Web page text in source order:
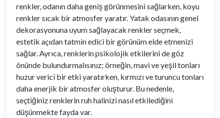
renkler, odanın daha geniş görünmesini sağlarken, koyu
renkler sıcak bir atmosfer yaratır. Yatak odasının genel
dekorasyonuna uyum sağlayacak renkler seçmek,
estetik açıdan tatmin edici bir görünüm elde etmenizi
sağlar. Ayrıca, renklerin psikolojik etkilerini de göz
önünde bulundurmalısınız; örneğin, mavi ve yeşil tonları
huzur verici bir etki yaratırken, kırmızı ve turuncu tonları
daha enerjik bir atmosfer oluşturur. Bu nedenle,
seçtiğiniz renklerin ruh halinizi nasıl etkilediğini
düşünmekte fayda var.